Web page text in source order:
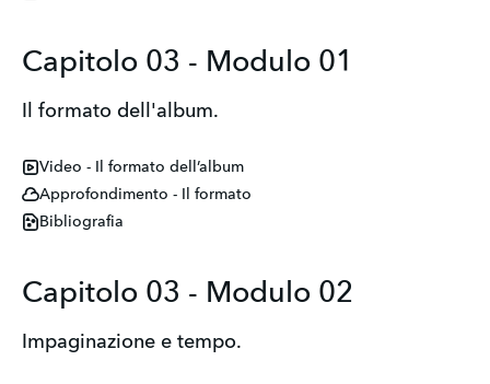
Capitolo 03 - Modulo 01
Il formato dell'album.
Video - Il formato dell’album
Approfondimento - Il formato
Bibliografia
Capitolo 03 - Modulo 02
Impaginazione e tempo.